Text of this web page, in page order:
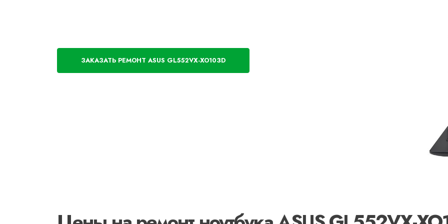
ЗАКАЗАТЬ РЕМОНТ ASUS GL552VX-XO103D